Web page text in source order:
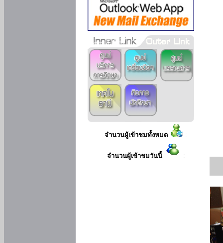
จำนวนผู้เข้าชมทั้งหมด :
จำนวนผู้เข้าชมวันนี้ :